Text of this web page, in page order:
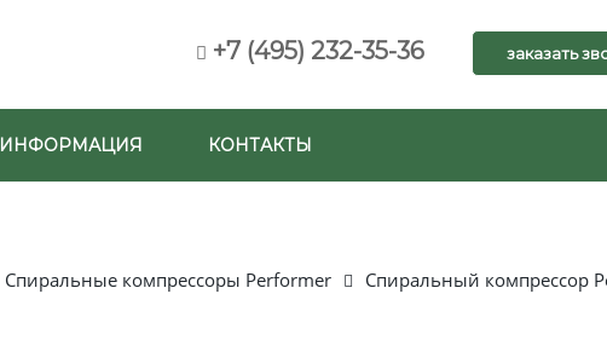
+7 (495) 232-35-36 заказать
ИНФОРМАЦИЯ КОНТАКТЫ
Спиральные компрессоры Performer Спиральный компрессор